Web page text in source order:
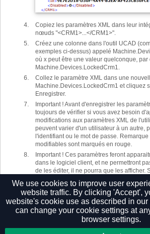
Copiez les paramètres XML dans leur
nœuds "<CRM1>...</CRM1>".
Créez une colonne dans l'outil UCAD
exemples ci-dessus) appelé
où x peut être une valeur quelconque, par
Machine.Devices.LockedCrm1.
Collez le paramètre XML dans une
Machine.Devices.LockedCrm1 et cliquez
Enregistrer.
Important ! Avant d'enregistrer les
toujours de vérifier si vous avez besoin
modifications aux paramètres XML de
peuvent varier d'un utilisateur à un autre,
l'identifiant ou le mot de passe.
modifiables sont marqués en rouge.
Important ! Ces paramètres feront
dans le logiciel client, et ne permettront
de les éditer, il ne pourra que les afficher.
sont nécessaires, l'administrateur
en utilisant l'Outil UCAD.
We use cookies to improve user
website traffic. By clicking 'Accept',
website's cookie use as described in our
can change your cookie settings at
browser settings.